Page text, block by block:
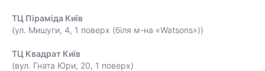
ТЦ Піраміда Київ
(ул. Мишуги, 4, 1 поверх (біля м-на «Watsons»))
ТЦ Квадрат Київ
(вул. Гната Юри, 20, 1 поверх)